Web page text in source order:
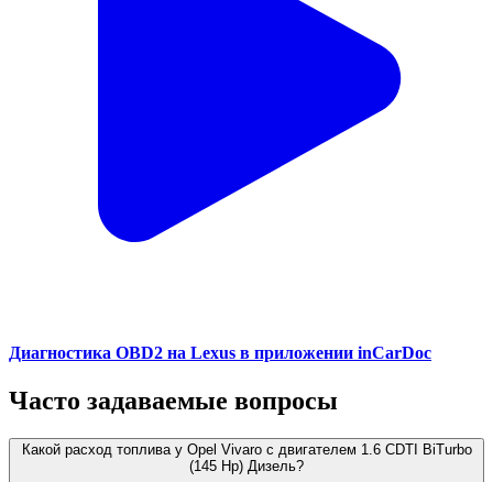
Диагностика OBD2 на Lexus в приложении inCarDoc
Часто задаваемые вопросы
Какой расход топлива у Opel Vivaro с двигателем 1.6 CDTI BiTurbo
(145 Hp) Дизель?